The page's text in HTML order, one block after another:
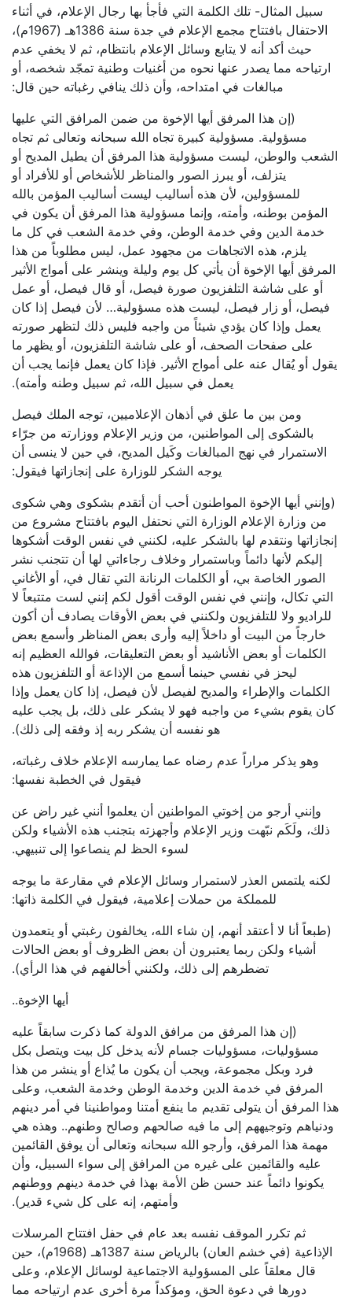
سبيل المثال- تلك الكلمة التي فأجأ بها رجال الإعلام، في أثناء
الاحتفال بافتتاح مجمع الإعلام في جدة سنة 1386هـ (1967م)،
حيث أكد أنه لا يتابع وسائل الإعلام بانتظام، ثم لا يخفي عدم
ارتياحه مما يصدر عنها نحوه من أغنيات وطنية تمجّد شخصه، أو
مبالغات في امتداحه، وأن ذلك ينافي رغباته حين قال:
(إن هذا المرفق أيها الإخوة من ضمن المرافق التي عليها
مسؤولية. مسؤولية كبيرة تجاه الله سبحانه وتعالى ثم تجاه
الشعب والوطن، ليست مسؤولية هذا المرفق أن يطيل المديح أو
يتزلف، أو يبرز الصور والمناظر للأشخاص أو للأفراد أو
للمسؤولين، لأن هذه أساليب ليست أساليب المؤمن بالله
المؤمن بوطنه، وأمته، وإنما مسؤولية هذا المرفق أن يكون في
خدمة الدين وفي خدمة الوطن، وفي خدمة الشعب في كل ما
يلزم، هذه الاتجاهات من مجهود عمل، ليس مطلوباً من هذا
المرفق أيها الإخوة أن يأتي كل يوم وليلة وينشر على أمواج الأثير
أو على شاشة التلفزيون صورة فيصل، أو قال فيصل، أو عمل
فيصل، أو زار فيصل، ليست هذه مسؤولية… لأن فيصل إذا كان
يعمل وإذا كان يؤدي شيئاً من واجبه فليس ذلك لتظهر صورته
على صفحات الصحف، أو على شاشة التلفزيون، أو يظهر ما
يقول أو يُقال عنه على أمواج الأثير. فإذا كان يعمل فإنما يجب أن
يعمل في سبيل الله، ثم سبيل وطنه وأمته).
ومن بين ما علق في أذهان الإعلاميين، توجه الملك فيصل
بالشكوى إلى المواطنين، من وزير الإعلام ووزارته من جرّاء
الاستمرار في نهج المبالغات وكَيل المديح، في حين لا ينسى أن
يوجه الشكر للوزارة على إنجازاتها فيقول:
(وإنني أيها الإخوة المواطنون أحب أن أتقدم بشكوى وهي شكوى
من وزارة الإعلام الوزارة التي نحتفل اليوم بافتتاح مشروع من
إنجازاتها ونتقدم لها بالشكر عليه، لكنني في نفس الوقت أشكوها
إليكم لأنها دائماً وباستمرار وخلاف رجاءاتي لها أن تتجنب نشر
الصور الخاصة بي، أو الكلمات الرنانة التي تقال في، أو الأغاني
التي تكال، وإنني في نفس الوقت أقول لكم إنني لست متتبعاً لا
للراديو ولا للتلفزيون ولكنني في بعض الأوقات يصادف أن أكون
خارجاً من البيت أو داخلاً إليه وأرى بعض المناظر وأسمع بعض
الكلمات أو بعض الأناشيد أو بعض التعليقات، فوالله العظيم إنه
ليحز في نفسي حينما أسمع من الإذاعة أو التلفزيون هذه
الكلمات والإطراء والمديح لفيصل لأن فيصل، إذا كان يعمل وإذا
كان يقوم بشيء من واجبه فهو لا يشكر على ذلك، بل يجب عليه
هو نفسه أن يشكر ربه إذ وفقه إلى ذلك).
وهو يذكر مراراً عدم رضاه عما يمارسه الإعلام خلاف رغباته،
فيقول في الخطبة نفسها:
وإنني أرجو من إخوتي المواطنين أن يعلموا أنني غير راض عن
ذلك، ولَكَم نبّهت وزير الإعلام وأجهزته بتجنب هذه الأشياء ولكن
لسوء الحظ لم ينصاعوا إلى تنبيهي.
لكنه يلتمس العذر لاستمرار وسائل الإعلام في مقارعة ما يوجه
للمملكة من حملات إعلامية، فيقول في الكلمة ذاتها:
(طبعاً أنا لا أعتقد أنهم، إن شاء الله، يخالفون رغبتي أو يتعمدون
أشياء ولكن ربما يعتبرون أن بعض الظروف أو بعض الحالات
تضطرهم إلى ذلك، ولكنني أخالفهم في هذا الرأي).
أيها الإخوة..
(إن هذا المرفق من مرافق الدولة كما ذكرت سابقاً عليه
مسؤوليات، مسؤوليات جسام لأنه يدخل كل بيت ويتصل بكل
فرد وبكل مجموعة، ويجب أن يكون ما يُذاع أو ينشر من هذا
المرفق في خدمة الدين وخدمة الوطن وخدمة الشعب، وعلى
هذا المرفق أن يتولى تقديم ما ينفع أمتنا ومواطنينا في أمر دينهم
ودنياهم وتوجيههم إلى ما فيه صالحهم وصالح وطنهم.. وهذه هي
مهمة هذا المرفق، وأرجو الله سبحانه وتعالى أن يوفق القائمين
عليه والقائمين على غيره من المرافق إلى سواء السبيل، وأن
يكونوا دائماً عند حسن ظن الأمة بهذا في خدمة دينهم ووطنهم
وأمتهم، إنه على كل شيء قدير).
ثم تكرر الموقف نفسه بعد عام في حفل افتتاح المرسلات
الإذاعية (في خشم العان) بالرياض سنة 1387هـ (1968م)، حين
قال معلقاً على المسؤولية الاجتماعية لوسائل الإعلام، وعلى
دورها في دعوة الحق، ومؤكداً مرة أخرى عدم ارتياحه مما